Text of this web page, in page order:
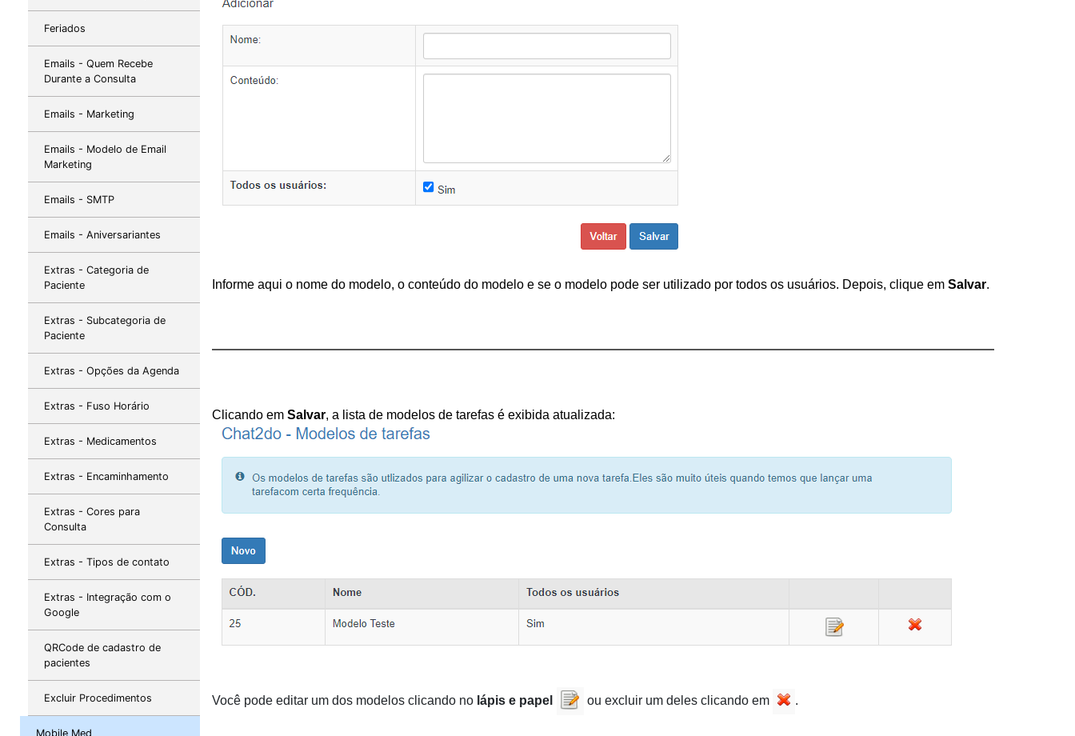
Feriados
Emails - Quem Recebe
Durante a Consulta
Emails - Marketing
Emails - Modelo de Email
Marketing
Emails - SMTP
Emails - Aniversariantes
Extras - Categoria de
Paciente
Extras - Subcategoria de
Paciente
Extras - Opções da Agenda
Extras - Fuso Horário
Extras - Medicamentos
Extras - Encaminhamento
Extras - Cores para
Consulta
Extras - Tipos de contato
Extras - Integração com o
Google
QRCode de cadastro de
pacientes
Excluir Procedimentos
Mobile Med
Informe aqui o nome do modelo, o conteúdo do modelo e se o modelo pode ser utilizado por todos os usuários. Depois, clique em Salvar.
Clicando em Salvar, a lista de modelos de tarefas é exibida atualizada:
Você pode editar um dos modelos clicando no lápis e papel ou excluir um deles clicando em .